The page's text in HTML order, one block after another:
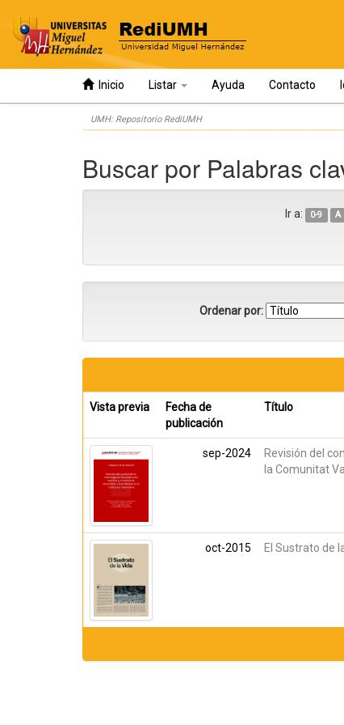
Inicio Listar Ayuda Contacto
UMH: Repositorio RediUMH
Buscar por Palabras
Ir a: 0-9 A
Ordenar por:
Vista previa
Fecha de
publicación
Título
sep-2024
Revisión del
la Comunitat
oct-2015 El Sustrato de